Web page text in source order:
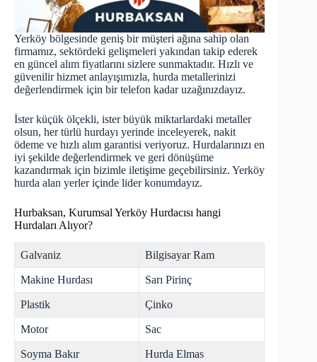
Yerköy bölgesinde geniş bir müşteri ağına sahip olan
firmamız, sektördeki gelişmeleri yakından takip ederek
en güncel alım fiyatlarını sizlere sunmaktadır. Hızlı ve
güvenilir hizmet anlayışımızla, hurda metallerinizi
değerlendirmek için bir telefon kadar uzağınızdayız.
İster küçük ölçekli, ister büyük miktarlardaki metaller
olsun, her türlü hurdayı yerinde inceleyerek, nakit
ödeme ve hızlı alım garantisi veriyoruz. Hurdalarınızı en
iyi şekilde değerlendirmek ve geri dönüşüme
kazandırmak için bizimle iletişime geçebilirsiniz. Yerköy
hurda alan yerler içinde lider konumdayız.
Hurbaksan, Kurumsal Yerköy Hurdacısı hangi
Hurdaları Alıyor?
Galvaniz Bilgisayar Ram
Makine Hurdası Sarı Pirinç
Plastik Çinko
Motor Sac
Soyma Bakır Hurda Elmas